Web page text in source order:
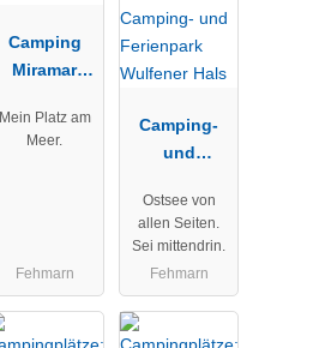
Camping
Miramar
KG
Mein Platz am
Meer.
Fehmarn
Camping-
und
Wulfener
Hals
Ostsee von
allen Seiten.
Sei mittendrin.
Fehmarn